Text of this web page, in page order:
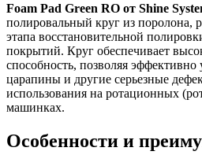
Foam Pad Green RO от Shine
полировальный круг из поролона,
этапа восстановительной
покрытий. Круг обеспечивает
способность, позволяя эффективно
царапины и другие серьезные
использования на ротационных
машинках.
Особенности и